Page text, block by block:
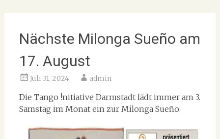
Nächste Milonga Sueño am
17. August
Juli 31, 2024 admin
Die Tango !nitiative Darmstadt lädt immer am 3.
Samstag im Monat ein zur Milonga Sueño.